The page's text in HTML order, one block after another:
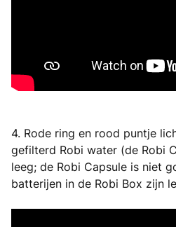
4. Rode ring en rood puntje
gefilterd Robi water (de Robi
leeg; de Robi Capsule is niet
batterijen in de Robi Box zijn